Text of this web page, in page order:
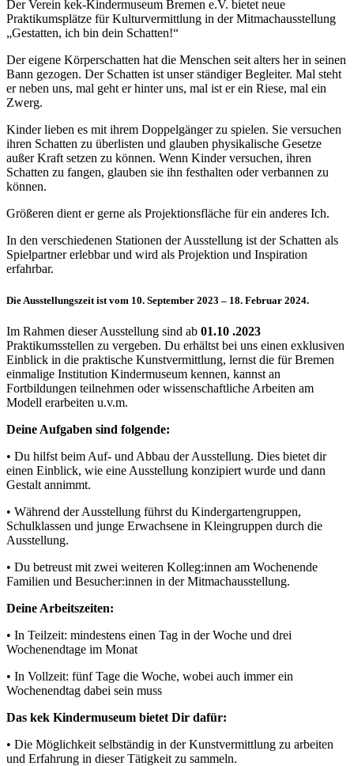
Der Verein kek-Kindermuseum Bremen e.V. bietet neue
Praktikumsplätze für Kulturvermittlung in der Mitmachausstellung
„Gestatten, ich bin dein Schatten!“
Der eigene Körperschatten hat die Menschen seit alters her in seinen
Bann gezogen. Der Schatten ist unser ständiger Begleiter. Mal steht
er neben uns, mal geht er hinter uns, mal ist er ein Riese, mal ein
Zwerg.
Kinder lieben es mit ihrem Doppelgänger zu spielen. Sie versuchen
ihren Schatten zu überlisten und glauben physikalische Gesetze
außer Kraft setzen zu können. Wenn Kinder versuchen, ihren
Schatten zu fangen, glauben sie ihn festhalten oder verbannen zu
können.
Größeren dient er gerne als Projektionsfläche für ein anderes Ich.
In den verschiedenen Stationen der Ausstellung ist der Schatten als
Spielpartner erlebbar und wird als Projektion und Inspiration
erfahrbar.
Die Ausstellungszeit ist vom 10. September 2023 – 18. Februar 2024.
Im Rahmen dieser Ausstellung sind ab 01.10 .2023
Praktikumsstellen zu vergeben. Du erhältst bei uns einen exklusiven
Einblick in die praktische Kunstvermittlung, lernst die für Bremen
einmalige Institution Kindermuseum kennen, kannst an
Fortbildungen teilnehmen oder wissenschaftliche Arbeiten am
Modell erarbeiten u.v.m.
Deine Aufgaben sind folgende:
• Du hilfst beim Auf- und Abbau der Ausstellung. Dies bietet dir
einen Einblick, wie eine Ausstellung konzipiert wurde und dann
Gestalt annimmt.
• Während der Ausstellung führst du Kindergartengruppen,
Schulklassen und junge Erwachsene in Kleingruppen durch die
Ausstellung.
• Du betreust mit zwei weiteren Kolleg:innen am Wochenende
Familien und Besucher:innen in der Mitmachausstellung.
Deine Arbeitszeiten:
• In Teilzeit: mindestens einen Tag in der Woche und drei
Wochenendtage im Monat
• In Vollzeit: fünf Tage die Woche, wobei auch immer ein
Wochenendtag dabei sein muss
Das kek Kindermuseum bietet Dir dafür:
• Die Möglichkeit selbständig in der Kunstvermittlung zu arbeiten
und Erfahrung in dieser Tätigkeit zu sammeln.